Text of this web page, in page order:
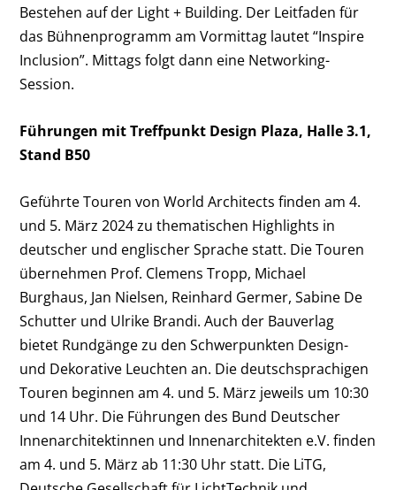
Bestehen auf der Light + Building. Der Leitfaden für
das Bühnenprogramm am Vormittag lautet “Inspire
Inclusion”. Mittags folgt dann eine Networking-
Session.
Führungen mit Treffpunkt Design Plaza, Halle 3.1,
Stand B50
Geführte Touren von World Architects finden am 4.
und 5. März 2024 zu thematischen Highlights in
deutscher und englischer Sprache statt. Die Touren
übernehmen Prof. Clemens Tropp, Michael
Burghaus, Jan Nielsen, Reinhard Germer, Sabine De
Schutter und Ulrike Brandi. Auch der Bauverlag
bietet Rundgänge zu den Schwerpunkten Design-
und Dekorative Leuchten an. Die deutschsprachigen
Touren beginnen am 4. und 5. März jeweils um 10:30
und 14 Uhr. Die Führungen des Bund Deutscher
Innenarchitektinnen und Innenarchitekten e.V. finden
am 4. und 5. März ab 11:30 Uhr statt. Die LiTG,